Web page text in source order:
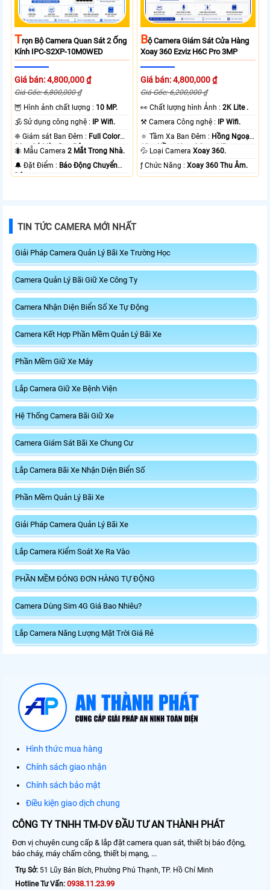
TRọn Bộ Camera Quan Sát 2 Ống
Kính IPC-S2XP-10M0WED
Giá bán: 4,800,000 ₫
Giá Gốc: 6,800,000 ₫
🦉 Hình ảnh chất lượng : 10 MP.
🕉️ Sử dụng công nghệ :
IP Wifi.
❈ Giám sát Ban Đêm : Full Color
20m Có Màu Ban Ðêm.
🐜 Mẫu Camera2 Mắt Trong Nhà.
️🔔 Đặt Điểm : Báo Động Chuyển
Động.
BỘ Camera Giám Sát Cửa Hàng
Xoay 360 Ezviz H6C Pro 3MP
Giá bán: 4,800,000 ₫
Giá Gốc: 6,200,000 ₫
️👀 Chất lượng hình Ảnh :2K Lite .
⚒ Camera Công nghệ :
IP Wifi.
🔅 Tầm Xa Ban Đêm : Hồng Ngoại
10m Hồng Ngoại Smart IR.
💦 Loại CameraXoay 360.
️ƒ Chức Năng :Xoay 360 Thu Âm.
TIN TỨC CAMERA MỚI NHẤT
Giải Pháp Camera Quản Lý Bãi Xe Trường Học
Camera Quản Lý Bãi Giữ Xe Công Ty
Camera Nhận Diện Biển Số Xe Tự Động
Camera Kết Hợp Phần Mềm Quản Lý Bãi Xe
Phần Mềm Giữ Xe Máy
Lắp Camera Giữ Xe Bệnh Viện
Hệ Thống Camera Bãi Giữ Xe
Camera Giám Sát Bãi Xe Chung Cư
Lắp Camera Bãi Xe Nhận Diện Biển Số
Phần Mềm Quản Lý Bãi Xe
Giải Pháp Camera Quản Lý Bãi Xe
Lắp Camera Kiểm Soát Xe Ra Vào
PHẦN MỀM ĐÓNG ĐƠN HÀNG TỰ ĐỘNG
Camera Dùng Sim 4G Giá Bao Nhiêu?
Lắp Camera Năng Lượng Mặt Trời Giá Rẻ
Hình thức mua hàng
Chính sách giao nhận
Chính sách bảo mật
Điều kiện giao dịch chung
CÔNG TY TNHH TM-DV ĐẦU TƯ AN THÀNH PHÁT
Đơn vị chuyên cung cấp & lắp đặt camera quan sát, thiết bị báo động,
báo cháy, máy chấm công, thiết bị mạng, ...
Trụ Sở: 51 Lũy Bán Bích, Phường Phú Thạnh, TP. Hồ Chí Minh
Hotline Tư Vấn: 0938.11.23.99